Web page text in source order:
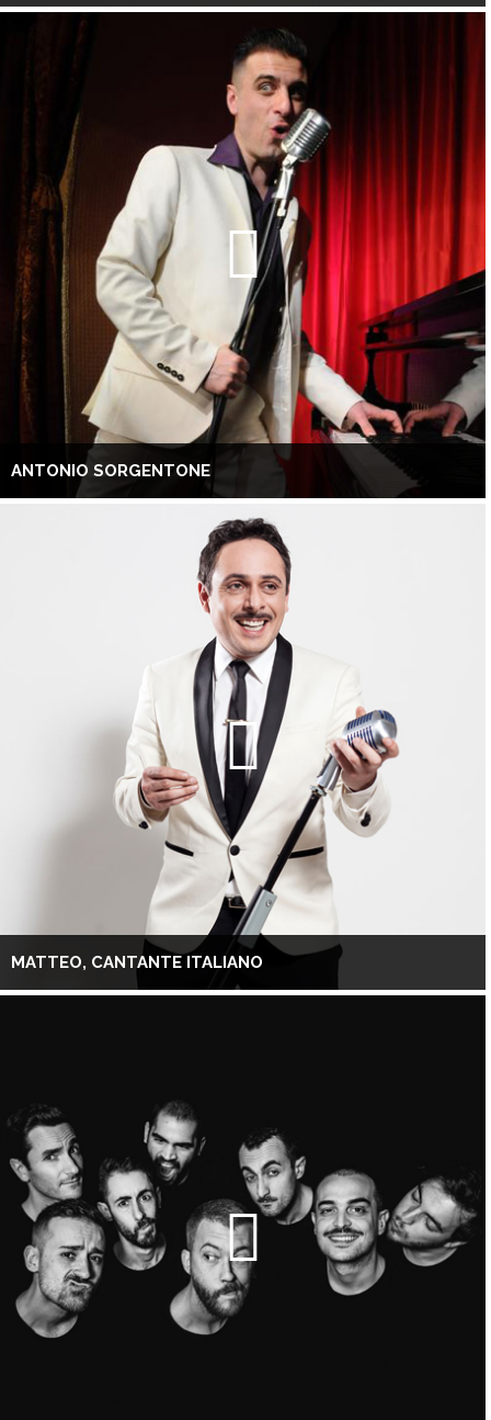
ANTONIO SORGENTONE
MATTEO, CANTANTE ITALIANO